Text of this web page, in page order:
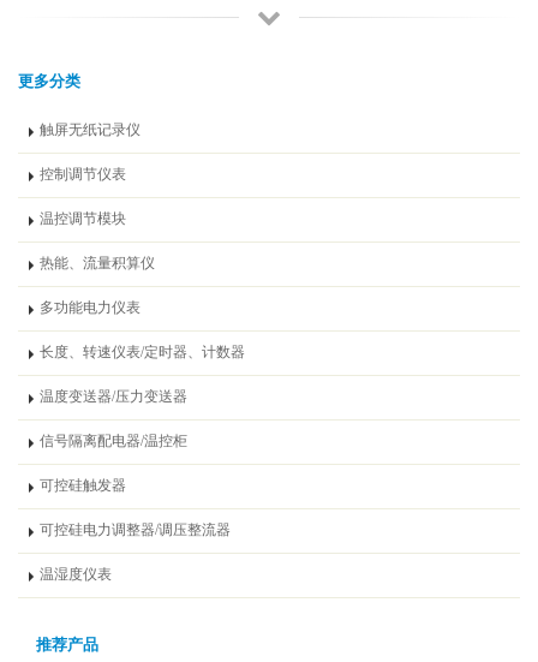
更多分类
触屏无纸记录仪
控制调节仪表
温控调节模块
热能、流量积算仪
多功能电力仪表
长度、转速仪表/定时器、计数器
温度变送器/压力变送器
信号隔离配电器/温控柜
可控硅触发器
可控硅电力调整器/调压整流器
温湿度仪表
推荐产品